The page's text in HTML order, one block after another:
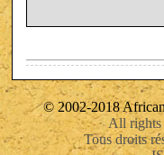
© 2002-2018
All rights
Tous droits